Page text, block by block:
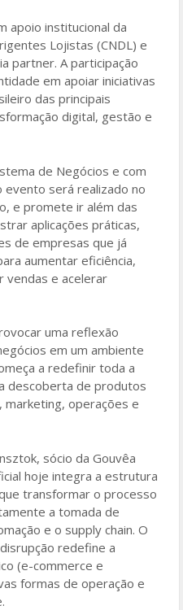
apoio institucional da
Lojistas (CNDL) e
partner. A participação
em apoiar iniciativas
das principais
digital, gestão e
de Negócios e com
evento será realizado no
e promete ir além das
aplicações práticas,
de empresas que já
aumentar eficiência,
vendas e acelerar
uma reflexão
em um ambiente
a redefinir toda a
descoberta de produtos
marketing, operações e
sócio da Gouvêa
hoje integra a estrutura
transformar o processo
a tomada de
e o supply chain. O
redefine a
(e-commerce e
formas de operação e